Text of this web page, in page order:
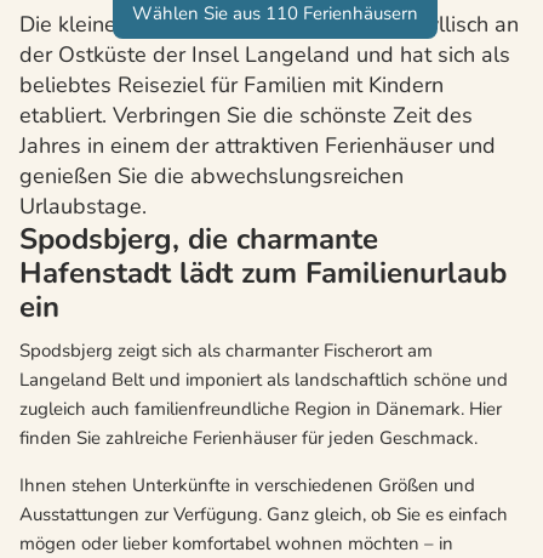
Wählen Sie aus 110 Ferienhäusern
Die kleine Hafenstadt Spodsbjerg liegt idyllisch an
der Ostküste der Insel Langeland und hat sich als
beliebtes Reiseziel für Familien mit Kindern
etabliert. Verbringen Sie die schönste Zeit des
Jahres in einem der attraktiven Ferienhäuser und
genießen Sie die abwechslungsreichen
Urlaubstage.
Spodsbjerg, die charmante
Hafenstadt lädt zum Familienurlaub
ein
Spodsbjerg zeigt sich als charmanter Fischerort am
Langeland Belt und imponiert als landschaftlich schöne und
zugleich auch familienfreundliche Region in Dänemark. Hier
finden Sie zahlreiche Ferienhäuser für jeden Geschmack.
Ihnen stehen Unterkünfte in verschiedenen Größen und
Ausstattungen zur Verfügung. Ganz gleich, ob Sie es einfach
mögen oder lieber komfortabel wohnen möchten – in